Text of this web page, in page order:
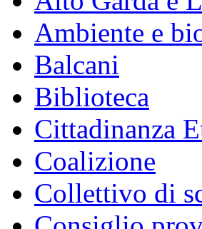
Ambiente e
Balcani
Biblioteca
Cittadinanza
Coalizione
Collettivo di